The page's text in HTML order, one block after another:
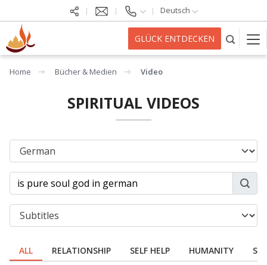
Deutsch
GLÜCK ENTDECKEN
Home Bücher & Medien Video
SPIRITUAL VIDEOS
ALL RELATIONSHIP SELF HELP HUMANITY